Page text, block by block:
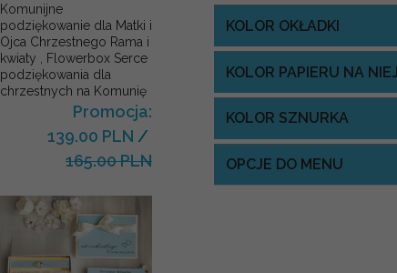
Komunijne
podziękowanie dla Matki i
Ojca Chrzestnego Rama i
kwiaty , Flowerbox Serce
podziękowania dla
chrzestnych na Komunię
Promocja:
139.00 PLN /
165.00 PLN
KOLOR OKŁADKI
KOLOR PAPIERU NA
KOLOR SZNURKA
OPCJE DO MENU